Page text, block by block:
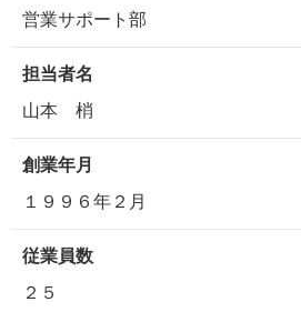
営業サポート部
担当者名
山本 梢
創業年月
１９９６年２月
従業員数
２５